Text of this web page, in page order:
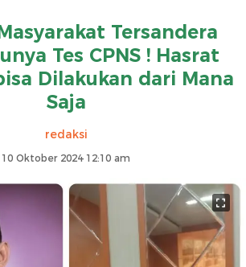
Tersandera
Tes CPNS ! Hasrat
Dilakukan dari Mana
Saja
redaksi
10 Oktober 2024 12:10 am